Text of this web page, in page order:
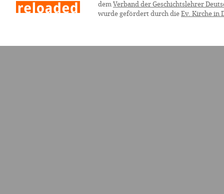
dem Verband der Geschichtslehrer
wurde gefördert durch die Ev. Kirche in